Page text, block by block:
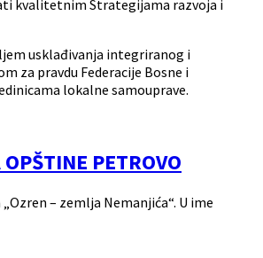
kvalitetnim Strategijama razvoja i
usklađivanja integriranog i
za pravdu Federacije Bosne i
lokalne samouprave.
PETROVO
– zemlja Nemanjića“. U ime